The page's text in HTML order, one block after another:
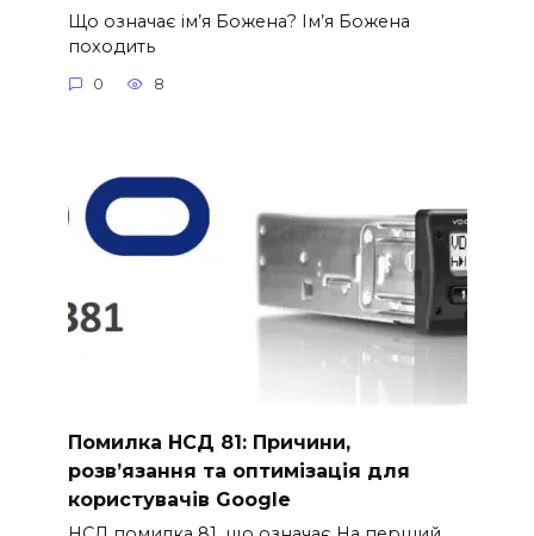
Що означає ім’я Божена? Ім’я Божена
походить
0 8
Помилка НСД 81: Причини,
розв’язання та оптимізація для
користувачів Google